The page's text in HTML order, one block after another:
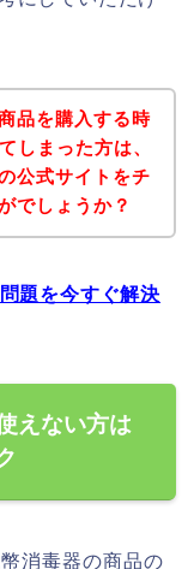
品を購入する時
しまった方は、
公式サイトをチ
でしょうか？
題を今すぐ解決
えない方は
消毒器の商品の